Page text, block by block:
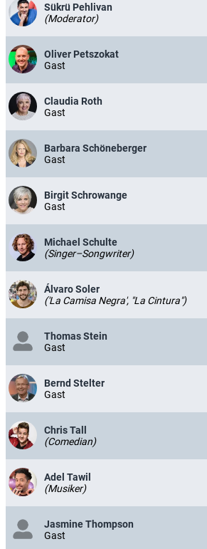
Sükrü Pehlivan
(Moderator)
Oliver Petszokat
Gast
Claudia Roth
Gast
Barbara Schöneberger
Gast
Birgit Schrowange
Gast
Michael Schulte
(Singer–Songwriter)
Álvaro Soler
('La Camisa Negra', "La Cintura")
Thomas Stein
Gast
Bernd Stelter
Gast
Chris Tall
(Comedian)
Adel Tawil
(Musiker)
Jasmine Thompson
Gast